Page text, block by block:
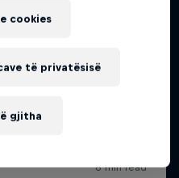
Machine
cookies
gjitha
të privatësisë